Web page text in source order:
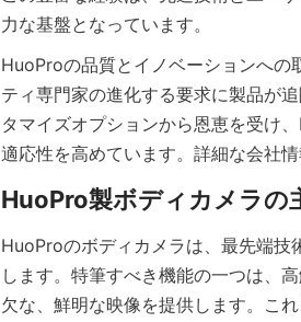
力な基盤となっています。
HuoProの品質とイノベーションへの
ティ専門家の進化する要求に製品が
タマイズオプションから恩恵を受け
適応性を高めています。詳細な会社
HuoProのボディカメラは、最先端技
します。特筆すべき機能の一つは、
欠な、鮮明な映像を提供します。こ